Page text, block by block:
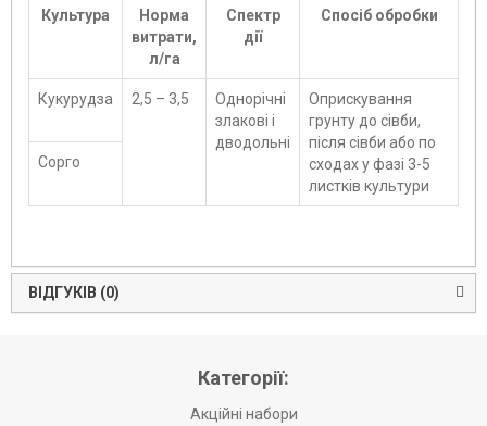
Культура
Норма
витрати,
л/га
Спектр
дії
Спосіб обробки
Кукурудза 2,5 – 3,5
Однорічні
злакові і
дводольні
Оприскування
грунту до сівби,
після сівби або по
сходах у фазі 3-5
листків культури
Сорго
ВІДГУКІВ (0)
Категорії:
Акційні набори